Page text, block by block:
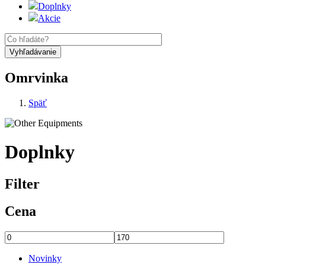
Doplnky
Akcie
Omrvinka
Späť
Doplnky
Filter
Cena
Novinky